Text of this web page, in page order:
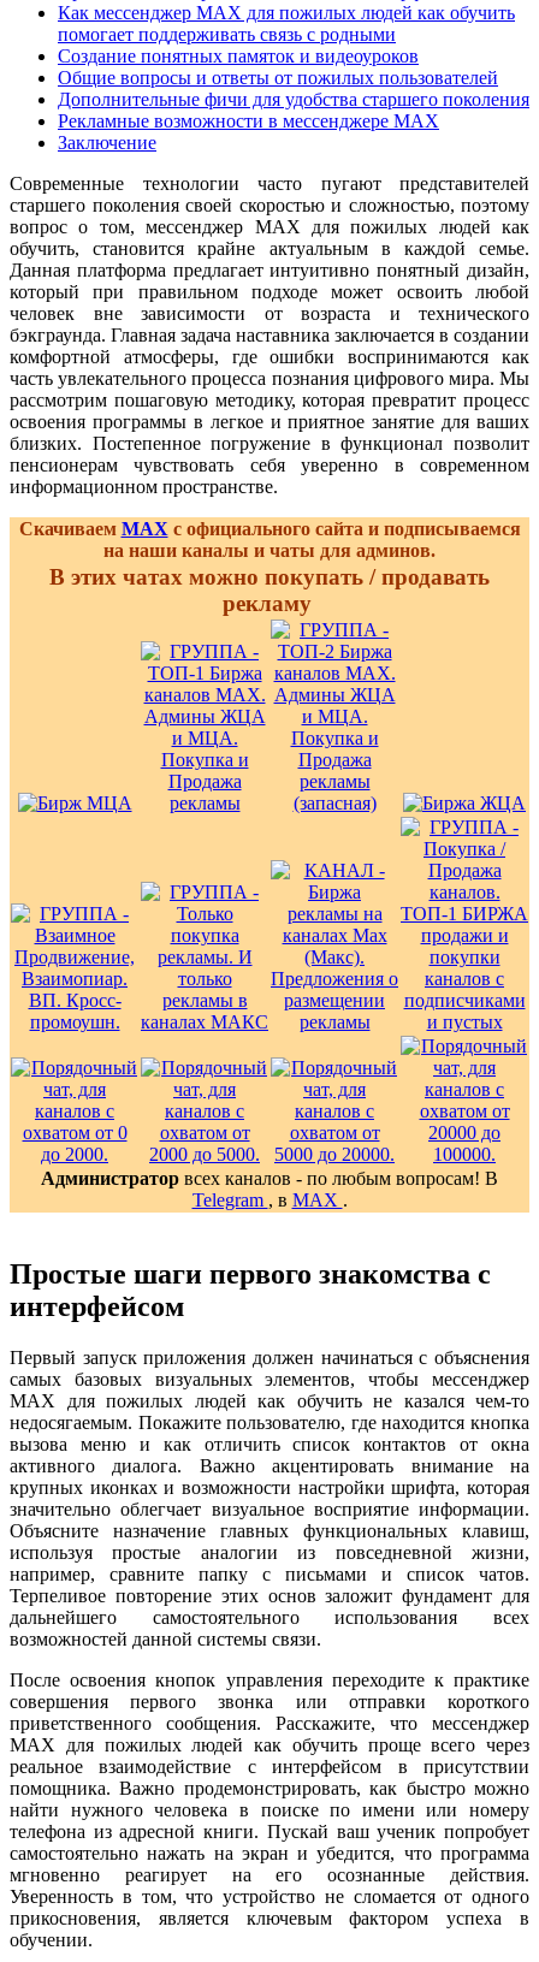
Как мессенджер MAX для пожилых людей как обучить
помогает поддерживать связь с родными
Создание понятных памяток и видеоуроков
Общие вопросы и ответы от пожилых пользователей
Дополнительные фичи для удобства старшего поколения
Рекламные возможности в мессенджере MAX
Заключение
Современные технологии часто пугают представителей
старшего поколения своей скоростью и сложностью, поэтому
вопрос о том, мессенджер MAX для пожилых людей как
обучить, становится крайне актуальным в каждой семье.
Данная платформа предлагает интуитивно понятный дизайн,
который при правильном подходе может освоить любой
человек вне зависимости от возраста и технического
бэкграунда. Главная задача наставника заключается в создании
комфортной атмосферы, где ошибки воспринимаются как
часть увлекательного процесса познания цифрового мира. Мы
рассмотрим пошаговую методику, которая превратит процесс
освоения программы в легкое и приятное занятие для ваших
близких. Постепенное погружение в функционал позволит
пенсионерам чувствовать себя уверенно в современном
информационном пространстве.
Скачиваем MAX с официального сайта и подписываемся
на наши каналы и чаты для админов.
В этих чатах можно покупать / продавать
рекламу
Администратор всех каналов - по любым вопросам! В
Telegram , в MAX .
Простые шаги первого знакомства с
интерфейсом
Первый запуск приложения должен начинаться с объяснения
самых базовых визуальных элементов, чтобы мессенджер
MAX для пожилых людей как обучить не казался чем-то
недосягаемым. Покажите пользователю, где находится кнопка
вызова меню и как отличить список контактов от окна
активного диалога. Важно акцентировать внимание на
крупных иконках и возможности настройки шрифта, которая
значительно облегчает визуальное восприятие информации.
Объясните назначение главных функциональных клавиш,
используя простые аналогии из повседневной жизни,
например, сравните папку с письмами и список чатов.
Терпеливое повторение этих основ заложит фундамент для
дальнейшего самостоятельного использования всех
возможностей данной системы связи.
После освоения кнопок управления переходите к практике
совершения первого звонка или отправки короткого
приветственного сообщения. Расскажите, что мессенджер
MAX для пожилых людей как обучить проще всего через
реальное взаимодействие с интерфейсом в присутствии
помощника. Важно продемонстрировать, как быстро можно
найти нужного человека в поиске по имени или номеру
телефона из адресной книги. Пускай ваш ученик попробует
самостоятельно нажать на экран и убедится, что программа
мгновенно реагирует на его осознанные действия.
Уверенность в том, что устройство не сломается от одного
прикосновения, является ключевым фактором успеха в
обучении.